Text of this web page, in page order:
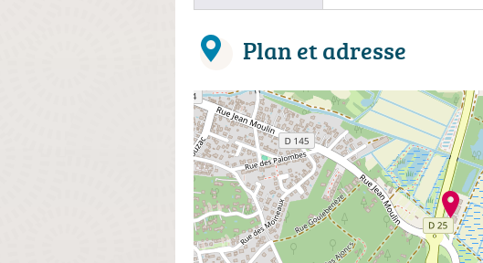
Plan et adresse